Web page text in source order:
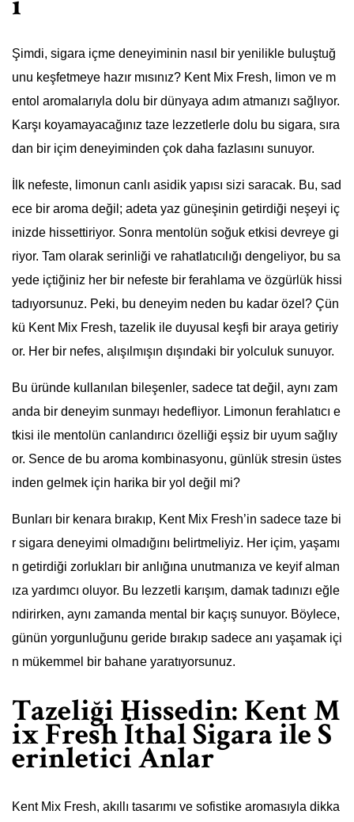
Şimdi, sigara içme deneyiminin nasıl bir yenilikle buluştuğ
unu keşfetmeye hazır mısınız? Kent Mix Fresh, limon ve m
entol aromalarıyla dolu bir dünyaya adım atmanızı sağlıyor.
Karşı koyamayacağınız taze lezzetlerle dolu bu sigara, sıra
dan bir içim deneyiminden çok daha fazlasını sunuyor.
İlk nefeste, limonun canlı asidik yapısı sizi saracak. Bu, sad
ece bir aroma değil; adeta yaz güneşinin getirdiği neşeyi iç
inizde hissettiriyor. Sonra mentolün soğuk etkisi devreye gi
riyor. Tam olarak serinliği ve rahatlatıcılığı dengeliyor, bu sa
yede içtiğiniz her bir nefeste bir ferahlama ve özgürlük hissi
tadıyorsunuz. Peki, bu deneyim neden bu kadar özel? Çün
kü Kent Mix Fresh, tazelik ile duyusal keşfi bir araya getiriy
or. Her bir nefes, alışılmışın dışındaki bir yolculuk sunuyor.
Bu üründe kullanılan bileşenler, sadece tat değil, aynı zam
anda bir deneyim sunmayı hedefliyor. Limonun ferahlatıcı e
tkisi ile mentolün canlandırıcı özelliği eşsiz bir uyum sağlıy
or. Sence de bu aroma kombinasyonu, günlük stresin üstes
inden gelmek için harika bir yol değil mi?
Bunları bir kenara bırakıp, Kent Mix Fresh’in sadece taze bi
r sigara deneyimi olmadığını belirtmeliyiz. Her içim, yaşamı
n getirdiği zorlukları bir anlığına unutmanıza ve keyif alman
ıza yardımcı oluyor. Bu lezzetli karışım, damak tadınızı eğle
ndirirken, aynı zamanda mental bir kaçış sunuyor. Böylece,
günün yorgunluğunu geride bırakıp sadece anı yaşamak içi
n mükemmel bir bahane yaratıyorsunuz.
Tazeliği Hissedin: Kent M
ix Fresh İthal Sigara ile S
erinletici Anlar
Kent Mix Fresh, akıllı tasarımı ve sofistike aromasıyla dikka